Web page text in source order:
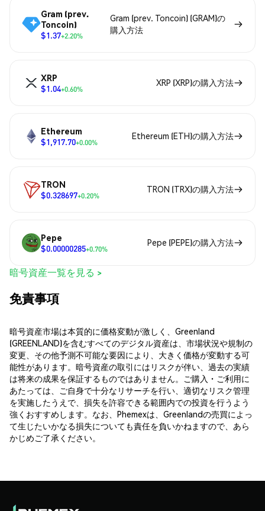
Gram (prev.
Toncoin)
$1.37+2.20%
Gram (prev. Toncoin) (GRAM)の
購入方法
XRP
$1.04+0.60%
XRP (XRP)の購入方法
Ethereum
$1,917.70+0.00%
Ethereum (ETH)の購入方法
TRON
$0.328697+0.20%
TRON (TRX)の購入方法
Pepe
$0.00000285+0.70%
Pepe (PEPE)の購入方法
暗号資産一覧を見る >
免責事項
暗号資産市場は本質的に価格変動が激しく、Greenland
(GREENLAND)を含むすべてのデジタル資産は、市場状況や規制の
変更、その他予測不可能な要因により、大きく価格が変動する可
能性があります。暗号資産の取引にはリスクが伴い、過去の実績
は将来の成果を保証するものではありません。ご購入・ご利用に
あたっては、ご自身で十分なリサーチを行い、適切なリスク管理
を実施したうえで、損失を許容できる範囲内での投資を行うよう
強くおすすめします。なお、Phemexは、Greenlandの売買によっ
て生じたいかなる損失についても責任を負いかねますので、あら
かじめご了承ください。